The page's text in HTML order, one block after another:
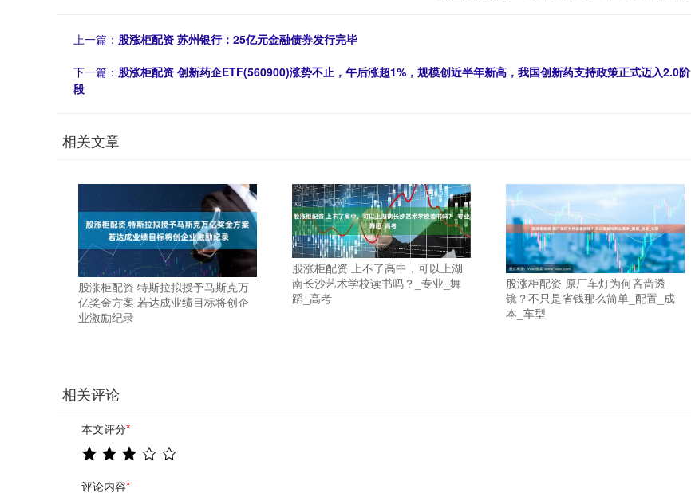
上一篇： 股涨柜配资 苏州银行：25亿元金融债券发行完毕
下一篇： 股涨柜配资 创新药企ETF(560900)涨势不止，午后涨超1%，规模创近半年新高，我国创新药支持政策正式迈入2.0阶
段
相关文章
股涨柜配资 特斯拉拟授予马斯克万
亿奖金方案 若达成业绩目标将创企
业激励纪录
股涨柜配资 上不了高中，可以上湖
南长沙艺术学校读书吗？_专业_舞
蹈_高考
股涨柜配资 原厂车灯为何吝啬透
镜？不只是省钱那么简单_配置_成
本_车型
相关评论
本文评分*
评论内容*